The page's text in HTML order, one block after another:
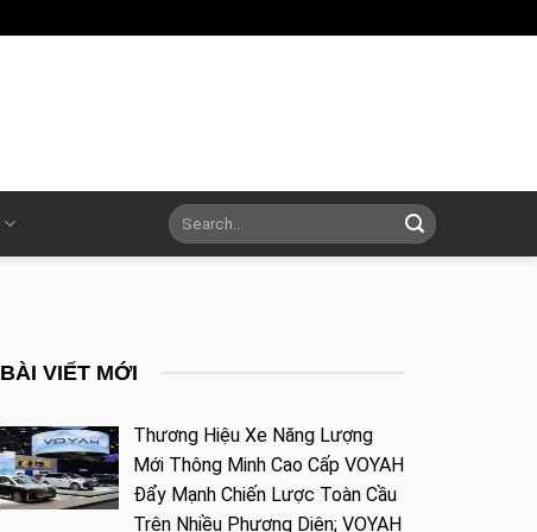
BÀI VIẾT MỚI
Thương Hiệu Xe Năng Lượng
Mới Thông Minh Cao Cấp VOYAH
Đẩy Mạnh Chiến Lược Toàn Cầu
Trên Nhiều Phương Diện; VOYAH